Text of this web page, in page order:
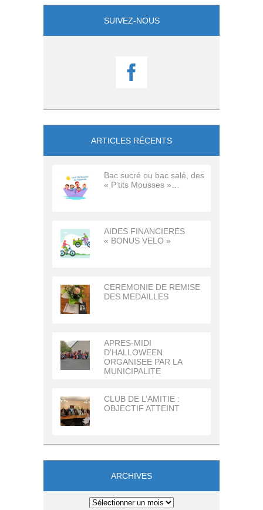
SUIVEZ-NOUS

ARTICLES RÉCENTS
Bac sucré ou bac salé, des
« P’tits Mousses »…
AIDES FINANCIERES
« BONUS VELO »
CEREMONIE DE REMISE
DES MEDAILLES
APRES-MIDI
D’HALLOWEEN
ORGANISEE PAR LA
MUNICIPALITE
CLUB DE L’AMITIE :
OBJECTIF ATTEINT
ARCHIVES